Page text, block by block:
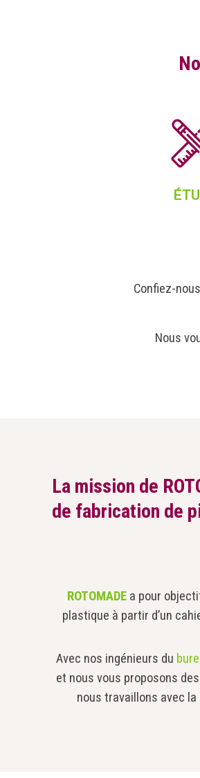
Confiez-
Nous
La mission de
de fabrication de
ROTOMADE a pour
plastique à partir d’un
Avec nos ingénieurs du
et nous vous proposons
nous travaillons avec